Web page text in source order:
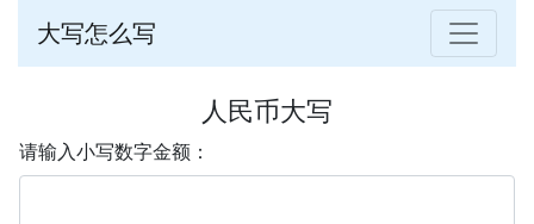
大写怎么写
人民币大写
请输入小写数字金额：